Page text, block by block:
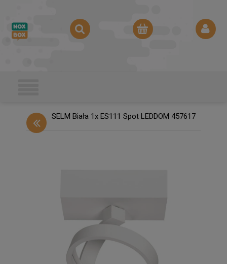
SELM Biała 1x ES111 Spot LEDDOM 457617